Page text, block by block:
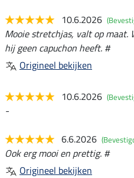
10.6.2026
Mooie stretchjas, valt op maat.
hij geen capuchon heeft. #
Origineel bekijken
10.6.2026
-
6.6.2026
Ook erg mooi en prettig. #
Origineel bekijken